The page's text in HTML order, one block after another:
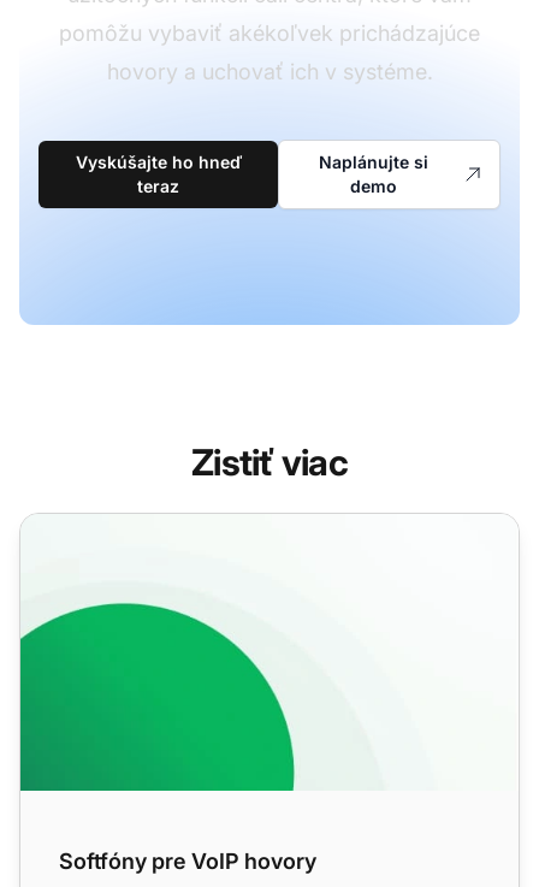
pomôžu vybaviť akékoľvek prichádzajúce
hovory a uchovať ich v systéme.
Vyskúšajte ho hneď
teraz
Naplánujte si
demo
Zistiť viac
Softfóny pre VoIP hovory
Softfóny pre VoIP hovory